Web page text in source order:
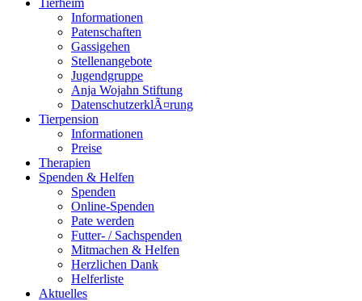
Tierheim
Informationen
Patenschaften
Gassigehen
Stellenangebote
Jugendgruppe
Anja Wojahn Stiftung
DatenschutzerklÃ¤rung
Tierpension
Informationen
Preise
Therapien
Spenden & Helfen
Spenden
Online-Spenden
Pate werden
Futter- / Sachspenden
Mitmachen & Helfen
Herzlichen Dank
Helferliste
Aktuelles